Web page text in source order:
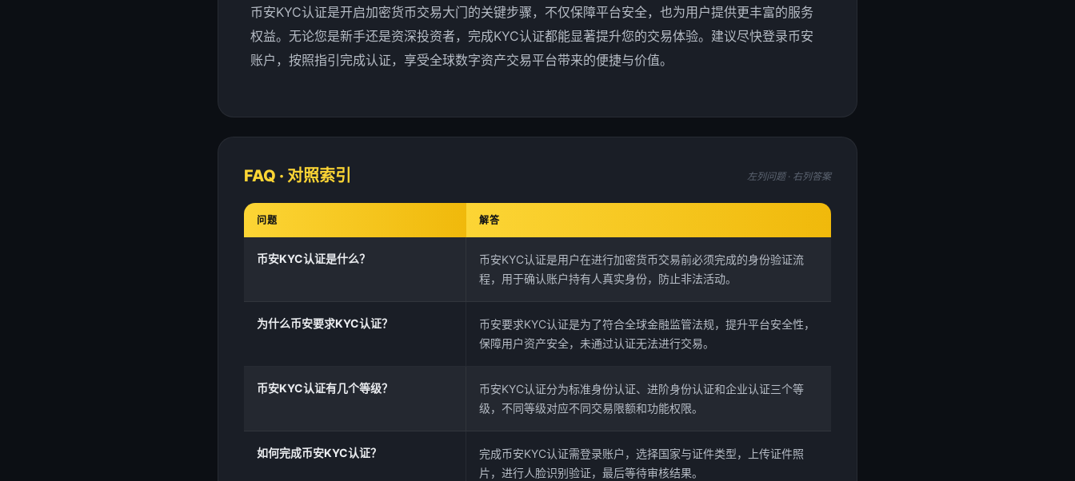
币安KYC认证是开启加密货币交易大门的关键步骤，不仅保障平台安全，也为用户提供更丰富的服务
权益。无论您是新手还是资深投资者，完成KYC认证都能显著提升您的交易体验。建议尽快登录币安
账户，按照指引完成认证，享受全球数字资产交易平台带来的便捷与价值。
FAQ · 对照索引 左列问题 · 右列答案
问题 解答
币安KYC认证是什么？
币安KYC认证是用户在进行加密货币交易前必须完成的身份验证流
程，用于确认账户持有人真实身份，防止非法活动。
为什么币安要求KYC认证？
币安要求KYC认证是为了符合全球金融监管法规，提升平台安全性，
保障用户资产安全，未通过认证无法进行交易。
币安KYC认证有几个等级？
币安KYC认证分为标准身份认证、进阶身份认证和企业认证三个等
级，不同等级对应不同交易限额和功能权限。
如何完成币安KYC认证？
完成币安KYC认证需登录账户，选择国家与证件类型，上传证件照
片，进行人脸识别验证，最后等待审核结果。